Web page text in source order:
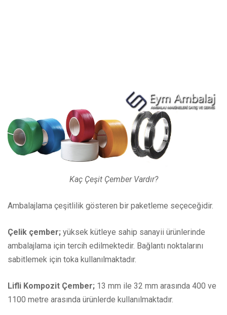
Kaç Çeşit Çember Vardır?
Ambalajlama çeşitlilik gösteren bir paketleme seçeceğidir.
Çelik çember; yüksek kütleye sahip sanayii ürünlerinde
ambalajlama için tercih edilmektedir. Bağlantı noktalarını
sabitlemek için toka kullanılmaktadır.
Lifli Kompozit Çember; 13 mm ile 32 mm arasında 400 ve
1100 metre arasında ürünlerde kullanılmaktadır.